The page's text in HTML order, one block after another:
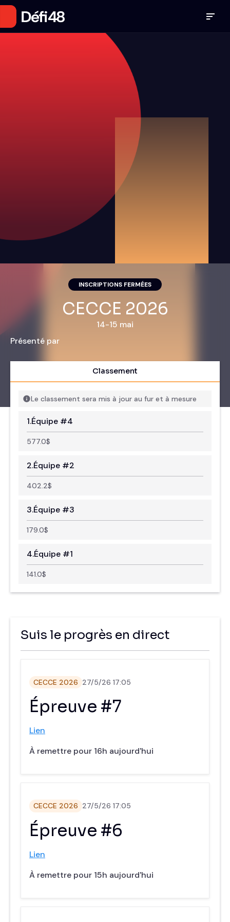
INSCRIPTIONS FERMÉES
CECCE 2026
14-15 mai
Présenté par
Classement
Le classement sera mis à jour au fur et à mesure
1.Équipe #4
577.0$
2.Équipe #2
402.2$
3.Équipe #3
179.0$
4.Équipe #1
141.0$
Suis le progrès en direct
CECCE 2026 27/5/26 17:05
‍Épreuve #7
Lien
À remettre pour 16h aujourd'hui
CECCE 2026 27/5/26 17:05
‍Épreuve #6
Lien
À remettre pour 15h aujourd'hui